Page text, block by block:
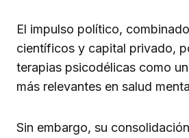
El impulso político,
científicos y capital privado,
terapias psicodélicas como
más relevantes en salud
Sin embargo, su